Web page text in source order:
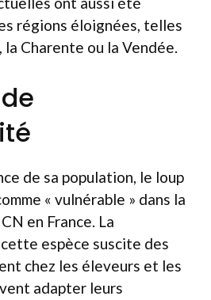
régions éloignées, telles
Charente ou la Vendée.
de sa population, le loup
« vulnérable » dans la
en France. La
espèce suscite des
chez les éleveurs et les
adapter leurs